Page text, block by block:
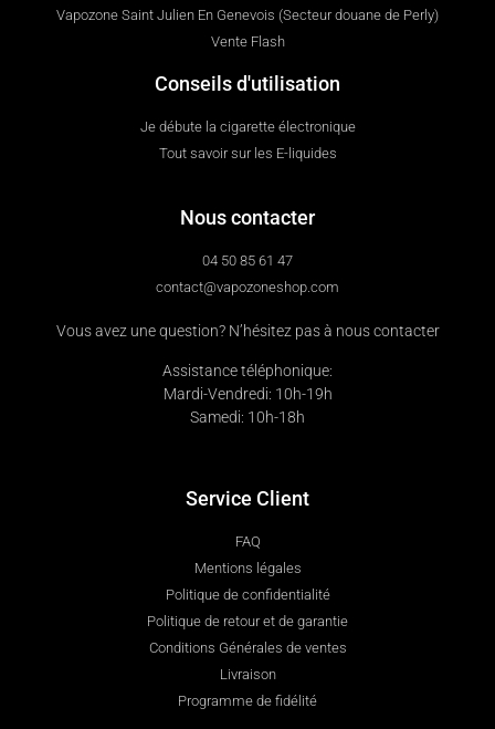
Vapozone Saint Julien En Genevois (Secteur douane de Perly)
Vente Flash
Conseils d'utilisation
Je débute la cigarette électronique
Tout savoir sur les E-liquides
Nous contacter
04 50 85 61 47
contact@vapozoneshop.com
Vous avez une question? N’hésitez pas à nous contacter
Assistance téléphonique:
Mardi-Vendredi: 10h-19h
Samedi: 10h-18h
Service Client
FAQ
Mentions légales
Politique de confidentialité
Politique de retour et de garantie
Conditions Générales de ventes
Livraison
Programme de fidélité